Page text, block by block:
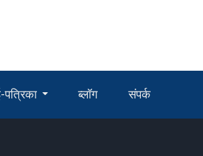
पत्रिका ब्लॉग संपर्क